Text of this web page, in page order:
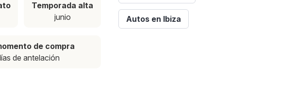
Temporada alta
junio
de compra
de antelación
Autos en Ibiza